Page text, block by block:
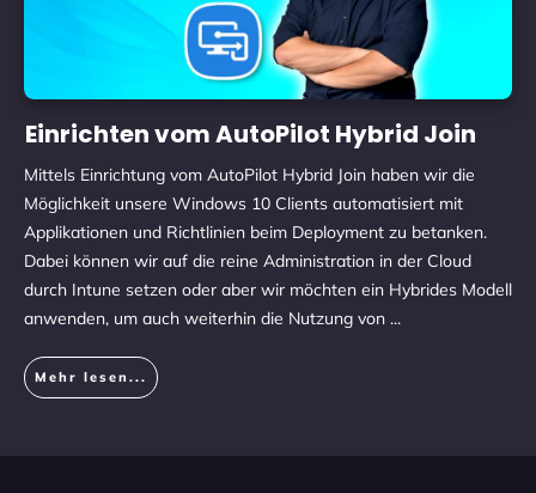
Einrichten vom AutoPilot Hybrid Join
Mittels Einrichtung vom AutoPilot Hybrid Join haben wir die
Möglichkeit unsere Windows 10 Clients automatisiert mit
Applikationen und Richtlinien beim Deployment zu betanken.
Dabei können wir auf die reine Administration in der Cloud
durch Intune setzen oder aber wir möchten ein Hybrides Modell
anwenden, um auch weiterhin die Nutzung von ...
Mehr lesen...